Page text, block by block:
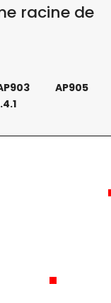
racine de
AP905